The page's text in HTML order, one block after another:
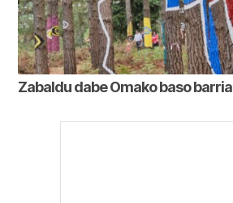
Zabaldu dabe Omako baso barria